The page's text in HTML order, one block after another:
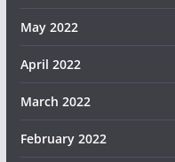
May 2022
April 2022
March 2022
February 2022